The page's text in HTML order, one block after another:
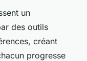
un
des outils
créant
progresse